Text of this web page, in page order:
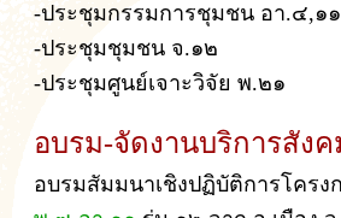
-ประชุมกรรมการชุมชน อา.๔,๑
-ประชุมชุมชน จ.๑๒
-ประชุมศูนย์เจาะวิจัย พ.๒๑
อบรม-จัดงานบริการสังค
อบรมสัมมนาเชิงปฏิบัติการโคร